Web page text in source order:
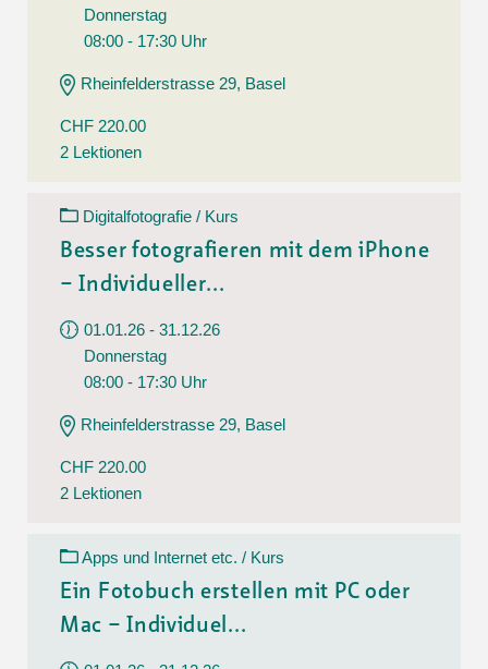
Donnerstag
08:00 - 17:30 Uhr
Rheinfelderstrasse 29, Basel
CHF 220.00
2 Lektionen
Digitalfotografie / Kurs
Besser fotografieren mit dem iPhone
– Individueller...
01.01.26 - 31.12.26
Donnerstag
08:00 - 17:30 Uhr
Rheinfelderstrasse 29, Basel
CHF 220.00
2 Lektionen
Apps und Internet etc. / Kurs
Ein Fotobuch erstellen mit PC oder
Mac – Individuel...